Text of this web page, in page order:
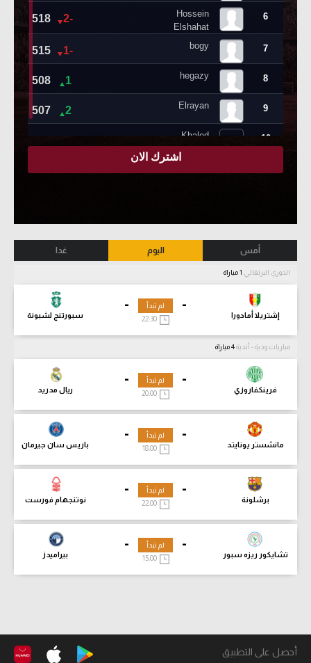
أمس اليوم غدا
الدوري البرتغالي
-
إشتريلا أمادورا
-
سبورتنج لشبونة
لم تبدأ
مباريات ودية - أندية
-
فرينكفاروزي
-
ريال مدريد
لم تبدأ
-
مانشستر يونايتد
-
باريس سان جيرمان
لم تبدأ
18:00
-
برشلونة
-
نوتنجهام فورست
لم تبدأ
-
تشايكور ريزه سبور
-
بيراميدز
لم تبدأ
15:00
أحصل على التطبيق